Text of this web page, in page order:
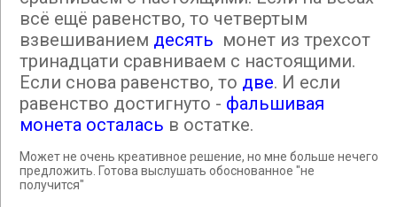
всё ещё равенство, то четвертым
взвешиванием десять монет из трехсот
тринадцати сравниваем с настоящими.
Если снова равенство, то две. И если
равенство достигнуто - фальшивая
монета осталась в остатке.
Может не очень креативное решение, но мне больше нечего
предложить. Готова выслушать обоснованное "не
получится"